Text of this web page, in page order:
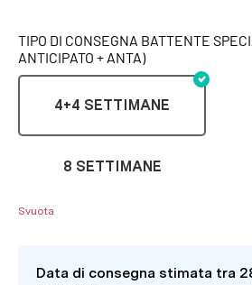
TIPO DI CONSEGNA BATTENTE
ANTICIPATO + ANTA)
4+4 SETTIMANE
8 SETTIMANE
Svuota
Data di consegna stimata tra